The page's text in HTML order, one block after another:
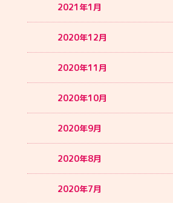
2021年1月
2020年12月
2020年11月
2020年10月
2020年9月
2020年8月
2020年7月